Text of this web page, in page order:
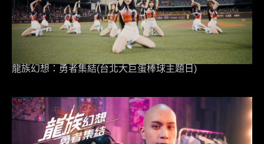
龍族幻想：勇者集結(台北大巨蛋棒球主題日)